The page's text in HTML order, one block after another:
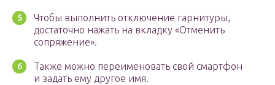
Чтобы выполнить отключение гарнитуры,
достаточно нажать на вкладку «Отменить
сопряжение».
Также можно переименовать свой смартфон
и задать ему другое имя.